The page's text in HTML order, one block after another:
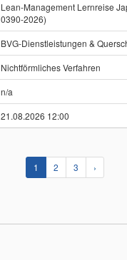
Lean-Management Lernreise
0390-2026)
BVG-Dienstleistungen &
Nichtförmliches Verfahren
n/a
21.08.2026 12:00
1 2 3 ›